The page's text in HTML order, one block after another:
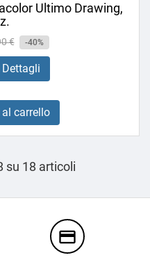
Ultimo Drawing,
€ -40%
carrello
su 18 articoli
credit_card